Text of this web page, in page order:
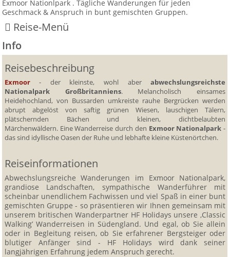
Mietwagen & Verkehr
Reiseunterlagen
Reiseversicherung
Unterkünfte
Zimmer
Exmoor Nationlpark . Tägliche Wanderungen für jeden
Geschmack & Anspruch in bunt gemischten Gruppen.
Reise-Menü
Info
Highlights
Anreise
Unterkunft
Preise & Buchungen
Feedback
Info
Reisebeschreibung
Exmoor- der kleinste, wohl aberabwechslungsreichste
Nationalpark Großbritanniens. Melancholisch einsames
Heidehochland, von Bussarden umkreiste rauhe Bergrücken werden
abrupt abgelöst von saftig grünen Wiesen, lauschigen Tälern,
plätschernden Bächen und kleinen, dichtbelaubten
Märchenwäldern. Eine Wanderreise durch den Exmoor Nationalpark-
das sind idyllische Oasen der Ruhe und lebhafte kleine Küstenörtchen.
Reiseinformationen
Abwechslungsreiche Wanderungen im Exmoor Nationalpark,
grandiose Landschaften, sympathische Wanderführer mit
scheinbar unendlichem Fachwissen und viel Spaß in einer bunt
gemischten Gruppe - so präsentieren wir Ihnen gemeinsam mit
unserem britischen Wanderpartner HF Holidays unsere ‚Classic
Walking’ Wanderreisen in Südengland. Und egal, ob Sie allein
oder in Begleitung reisen, ob Sie erfahrener Bergsteiger oder
blutiger Anfänger sind - HF Holidays wird dank seiner
langjährigen Erfahrung jedem Anspruch gerecht.